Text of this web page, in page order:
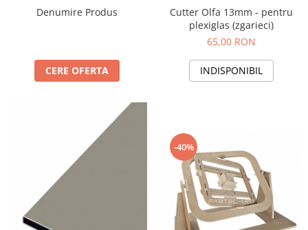
PET-G
Transparent
Produs Configurabil
Denumire Produs
CERE OFERTA
Cutter Olfa 13mm - pentru
plexiglas (zgarieci)
65,00 RON
INDISPONIBIL
-40%